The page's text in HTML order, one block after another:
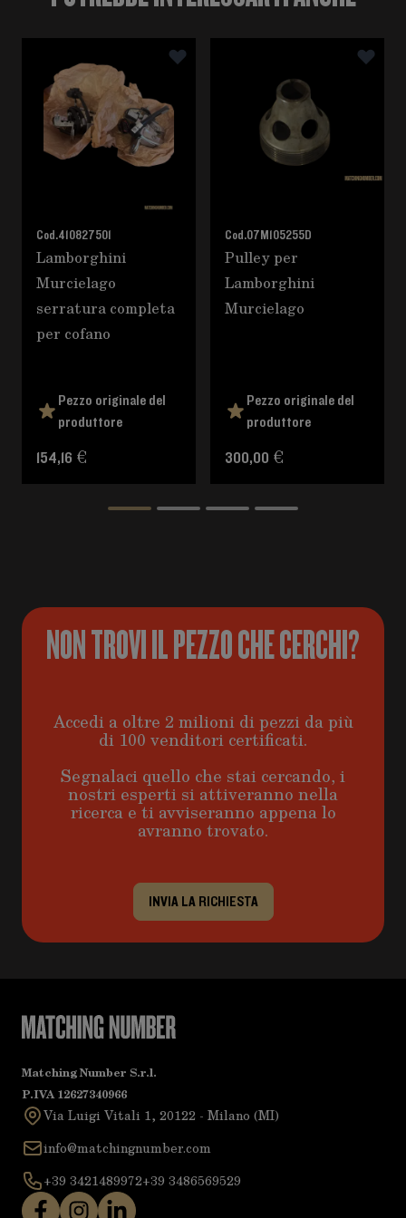
È possibile navigare tra gli elementi del carosello
Premere per saltare il carosello
Cod.410827501
Lamborghini
Murcielago
serratura completa
per cofano
Pezzo originale del
produttore
154,16 €
Cod.07M105255D
Pulley per
Lamborghini
Murcielago
Pezzo originale del
produttore
300,00 €
NON TROVI IL PEZZO CHE CERCHI?
Accedi a oltre 2 milioni di pezzi da più
di 100 venditori certificati.
Segnalaci quello che stai cercando, i
nostri esperti si attiveranno nella
ricerca e ti avviseranno appena lo
avranno trovato.
INVIA LA RICHIESTA
Matching Number S.r.l.
P.IVA 12627340966
Via Luigi Vitali 1, 20122 - Milano (MI)
info@matchingnumber.com
+39 3421489972+39 3486569529